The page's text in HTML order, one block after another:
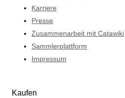
Karriere
Presse
Zusammenarbeit mit Catawiki
Sammlerplattform
Impressum
Kaufen